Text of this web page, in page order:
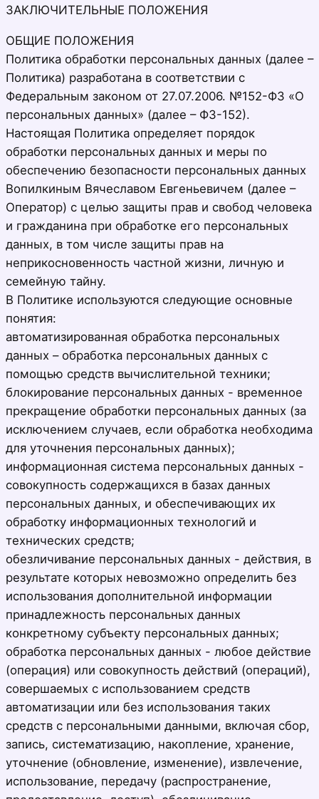
ЗАКЛЮЧИТЕЛЬНЫЕ ПОЛОЖЕНИЯ
ОБЩИЕ ПОЛОЖЕНИЯ
Политика обработки персональных данных (далее –
Политика) разработана в соответствии с
Федеральным законом от 27.07.2006. №152-ФЗ «О
персональных данных» (далее – ФЗ-152).
Настоящая Политика определяет порядок
обработки персональных данных и меры по
обеспечению безопасности персональных данных
Вопилкиным Вячеславом Евгеньевичем (далее –
Оператор) с целью защиты прав и свобод человека
и гражданина при обработке его персональных
данных, в том числе защиты прав на
неприкосновенность частной жизни, личную и
семейную тайну.
В Политике используются следующие основные
понятия:
автоматизированная обработка персональных
данных – обработка персональных данных с
помощью средств вычислительной техники;
блокирование персональных данных - временное
прекращение обработки персональных данных (за
исключением случаев, если обработка необходима
для уточнения персональных данных);
информационная система персональных данных -
совокупность содержащихся в базах данных
персональных данных, и обеспечивающих их
обработку информационных технологий и
технических средств;
обезличивание персональных данных - действия, в
результате которых невозможно определить без
использования дополнительной информации
принадлежность персональных данных
конкретному субъекту персональных данных;
обработка персональных данных - любое действие
(операция) или совокупность действий (операций),
совершаемых с использованием средств
автоматизации или без использования таких
средств с персональными данными, включая сбор,
запись, систематизацию, накопление, хранение,
уточнение (обновление, изменение), извлечение,
использование, передачу (распространение,